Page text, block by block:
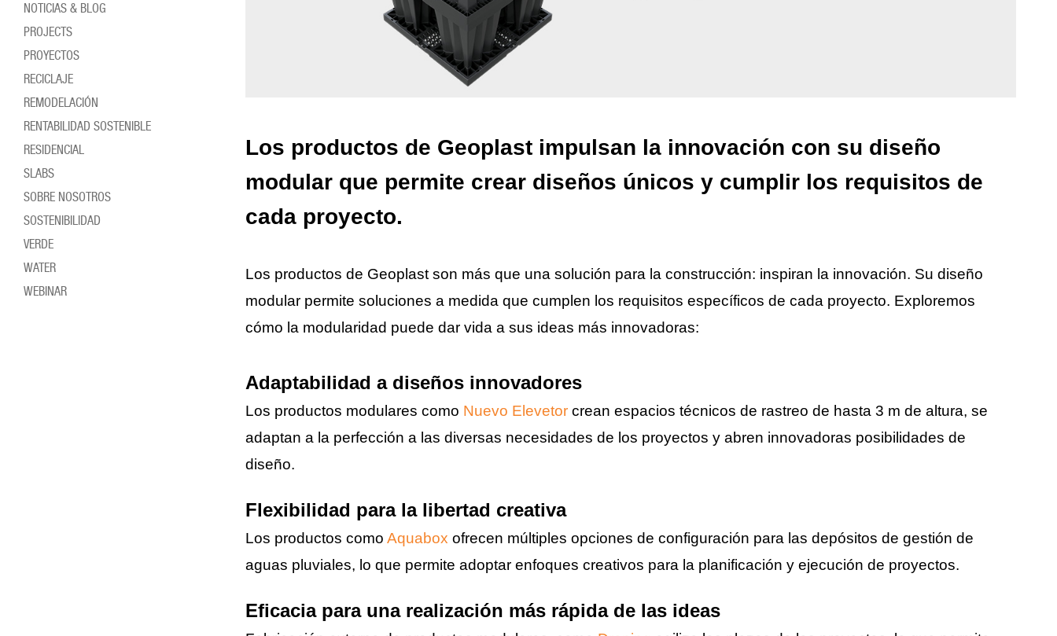
Los productos de Geoplast impulsan la innovación con su diseño
modular que permite crear diseños únicos y cumplir los requisitos de
cada proyecto.
Los productos de Geoplast son más que una solución para la construcción: inspiran la innovación. Su diseño
modular permite soluciones a medida que cumplen los requisitos específicos de cada proyecto. Exploremos
cómo la modularidad puede dar vida a sus ideas más innovadoras:
Adaptabilidad a diseños innovadores
Los productos modulares como Nuevo Elevetor crean espacios técnicos de rastreo de hasta 3 m de altura, se
adaptan a la perfección a las diversas necesidades de los proyectos y abren innovadoras posibilidades de
diseño.
Flexibilidad para la libertad creativa
Los productos como Aquabox ofrecen múltiples opciones de configuración para las depósitos de gestión de
aguas pluviales, lo que permite adoptar enfoques creativos para la planificación y ejecución de proyectos.
Eficacia para una realización más rápida de las ideas
NOTICIAS & BLOG
PROJECTS
PROYECTOS
RECICLAJE
REMODELACIÓN
RENTABILIDAD SOSTENIBLE
RESIDENCIAL
SLABS
SOBRE NOSOTROS
SOSTENIBILIDAD
VERDE
WATER
WEBINAR